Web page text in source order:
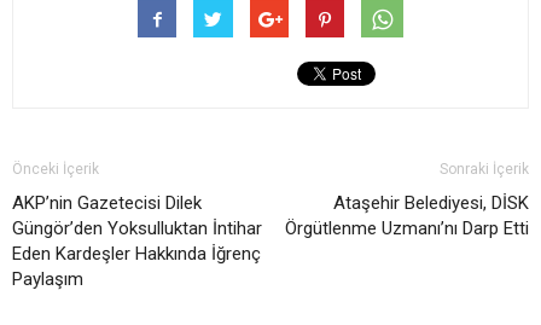
Önceki İçerik
AKP’nin Gazetecisi Dilek
Güngör’den Yoksulluktan İntihar
Eden Kardeşler Hakkında İğrenç
Paylaşım
Sonraki İçerik
Ataşehir Belediyesi, DİSK
Örgütlenme Uzmanı’nı Darp Etti